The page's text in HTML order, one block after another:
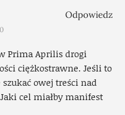
Prima Aprilis drogi
ciężkostrawne. Jeśli to
owej treści nad
cel miałby manifest
Odpowiedz